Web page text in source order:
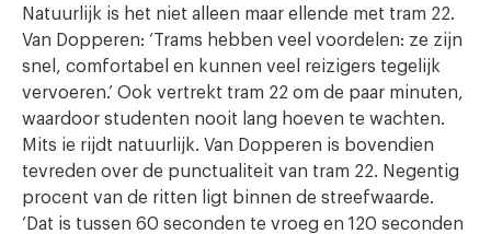
Natuurlijk is het niet alleen maar ellende met tram 22.
Van Dopperen: ‘Trams hebben veel voordelen: ze zijn
snel, comfortabel en kunnen veel reizigers tegelijk
vervoeren.’ Ook vertrekt tram 22 om de paar minuten,
waardoor studenten nooit lang hoeven te wachten.
Mits ie rijdt natuurlijk. Van Dopperen is bovendien
tevreden over de punctualiteit van tram 22. Negentig
procent van de ritten ligt binnen de streefwaarde.
‘Dat is tussen 60 seconden te vroeg en 120 seconden